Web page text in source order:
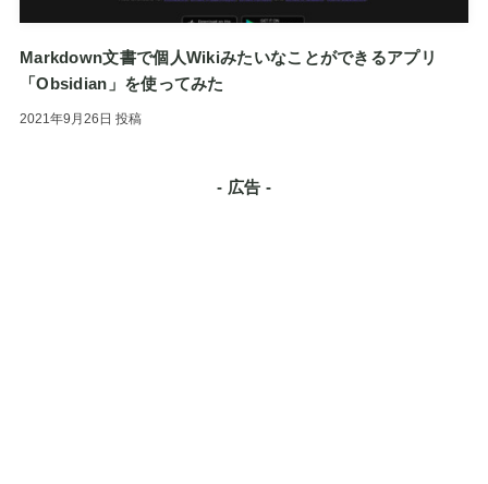
Markdown文書で個人Wikiみたいなことができるアプリ
「Obsidian」を使ってみた
2021年9月26日 投稿
- 広告 -